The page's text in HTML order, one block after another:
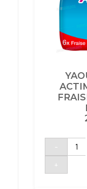
-
quantité
YAOURT
+